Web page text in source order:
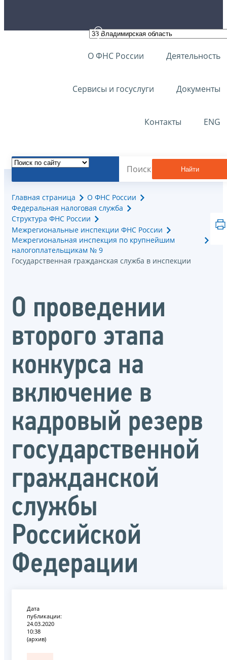
О ФНС России Деятельность
Сервисы и госуслуги Документы
Контакты ENG
Найти
Главная страница
О ФНС России
Федеральная налоговая служба
Структура ФНС России
Межрегиональные инспекции ФНС России
Межрегиональная инспекция по крупнейшим
налогоплательщикам № 9
Государственная гражданская служба в инспекции
О проведении
второго этапа
конкурса на
включение в
кадровый резерв
государственной
гражданской
службы
Российской
Федерации
Дата
публикации:
24.03.2020
10:38
(архив)